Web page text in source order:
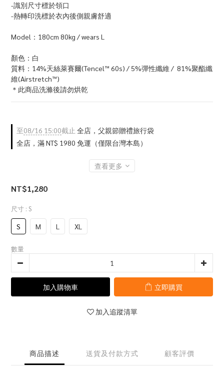
-識別尺寸標於領口
-熱轉印洗標於衣內後側親膚舒適
Model：180cm 80kg / wears L
顏色：白
質料：14%天絲萊賽爾(Tencel™ 60s) / 5%彈性纖維 /  81%聚酯纖
維(Airstretch™)
＊此商品洗滌後請勿烘乾
至08/16 15:00截止 全店，父親節贈禮旅行袋
全店，滿 NT$ 1980 免運（僅限台灣本島）
查看更多
NT$1,280
尺寸 : S
S M L XL
數量
加入購物車 立即購買
加入追蹤清單
商品描述 送貨及付款方式 顧客評價